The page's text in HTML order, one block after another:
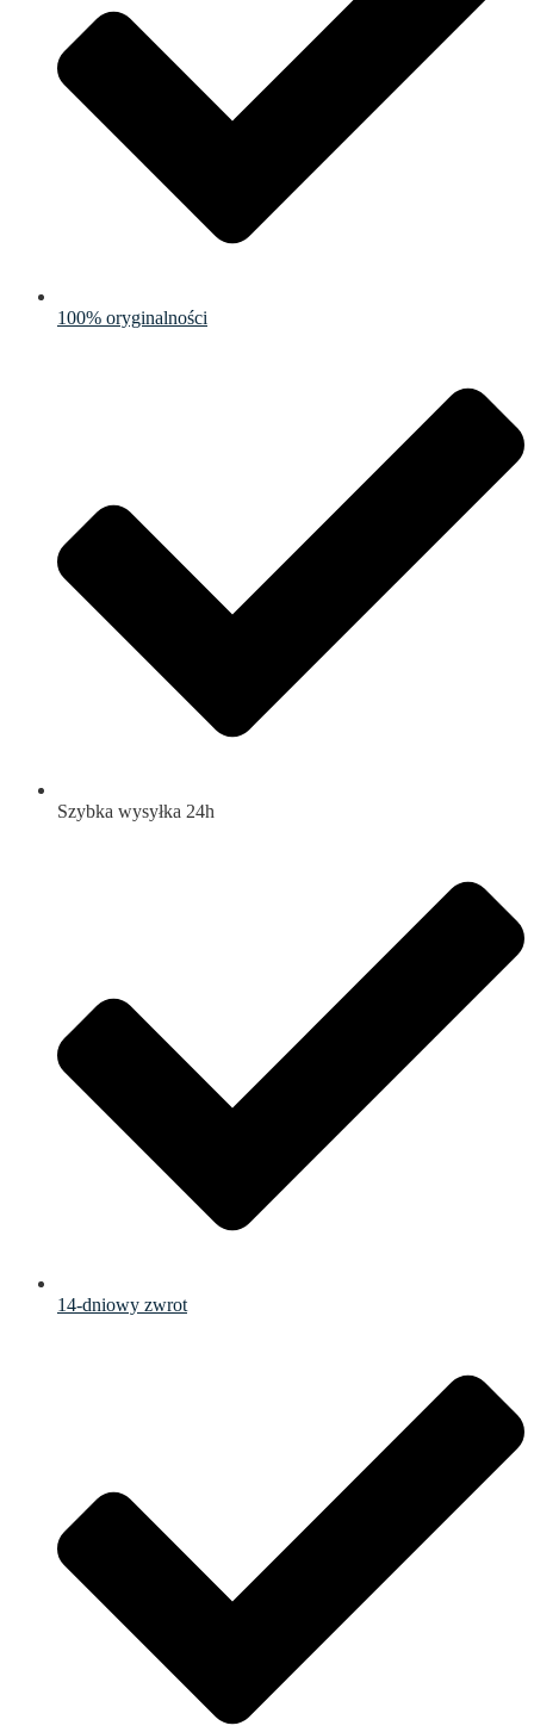
100% oryginalności
Szybka wysyłka 24h
14-dniowy zwrot